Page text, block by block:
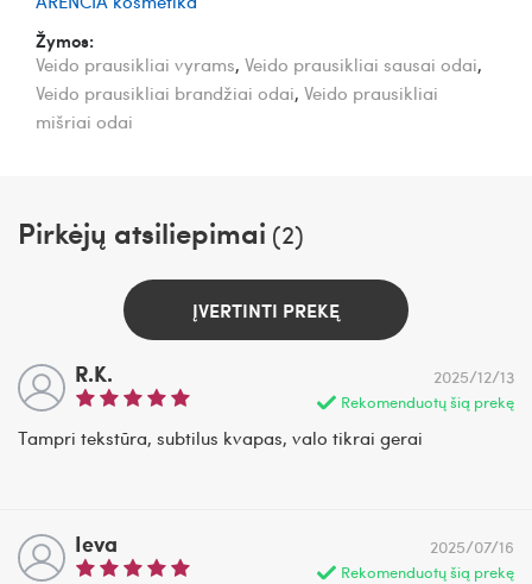
Žymos:
Veido prausikliai vyrams, Veido prausikliai sausai odai,
Veido prausikliai brandžiai odai, Veido prausikliai
mišriai odai
Pirkėjų atsiliepimai (2)
ĮVERTINTI PREKĘ
R.K.
Rekomenduotų šią prekę
2025/12/13
Tampri tekstūra, subtilus kvapas, valo tikrai gerai
Ieva
Rekomenduotų šią prekę
2025/07/16